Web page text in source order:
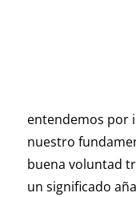
entendemos por
nuestro
buena voluntad
un significado